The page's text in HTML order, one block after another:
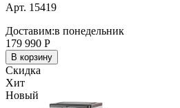
Арт. 15419
Доставим:в понедельник
179 990 Р
В корзину
Скидка
Хит
Новый